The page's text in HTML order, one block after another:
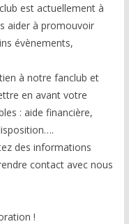
est actuellement à
aider à promouvoir
évènements,
à notre fanclub et
en avant votre
: aide financière,
osition….
des informations
contact avec nous
!